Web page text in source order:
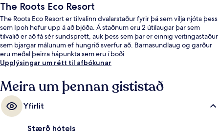
The Roots Eco Resort
The Roots Eco Resort er tilvalinn dvalarstaður fyrir þá sem vilja njóta þess
sem Ipoh hefur upp á að bjóða. Á staðnum eru 2 útilaugar þar sem
tilvalið er að fá sér sundsprett, auk þess sem þar er einnig veitingastaður
sem bjargar málunum ef hungrið sverfur að. Barnasundlaug og garður
eru meðal þeirra hápunkta sem eru í boði.
Upplýsingar um rétt til afbókunar
Meira um þennan gististað
Yfirlit
Stærð hótels